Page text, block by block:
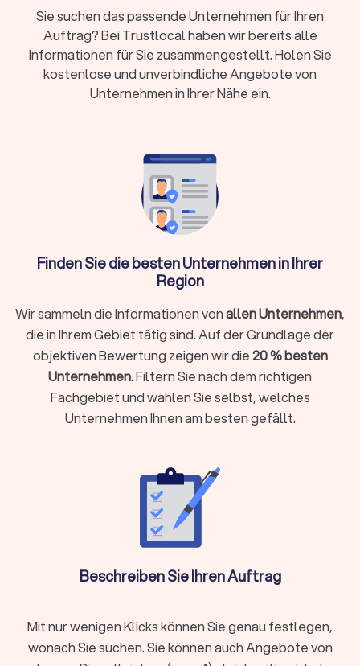
Klimaanlage kaufen: Worauf Sie achten
sollten
Der Kauf einer Klimaanlage erfordert eine gründliche
Überlegung und Fachkenntnisse. Auf Trustlocal können Sie
sich von verschiedenen Anbietern in Chemnitz kostenlos und
Verschiedene Typen von Klimaanlagen:
Splitgeräte, Duo Split und mehr
Die Auswahl der optimalen Klimaanlage für Ihr Zuhause hängt
von verschiedenen Faktoren ab. Hier sind einige gängige
Typen von Klimaanlagen:
Splitgeräte: Ein Splitgerät besteht aus einer Innen- und
einer Außeneinheit, die miteinander verbunden sind. Dies
ermöglicht eine gezielte Kühlung eines einzelnen
Raumes. Ideal, wenn Sie nur bestimmte Bereiche Ihres
Hauses klimatisieren möchten, um Energie zu sparen. Ein
Splitgerät ist perfekt für Schlafzimmer, Wohnzimmer
oder Büros.
Duo Split Klimaanlagen: Duo Split Systeme bieten die
Flexibilität, zwei Räume unabhängig voneinander zu
klimatisieren. Jeder Raum kann individuell gesteuert
Split Klimaanlagen sind perfekt geeignet für
Wohnungen mit mehreren Räumen oder Häuser mit
verschiedenen Temperaturpräferenzen.
Diese Vielfalt ermöglicht es, die Klimaanlage genau an die
Bedürfnisse und Struktur Ihres Zuhauses anzupassen. Wenn
Sie unsicher sind, welcher Typ am besten geeignet ist,
können lokale Klimaanlageninstallateure in Chemnitz Ihnen
Klimaanlagen für Häuser: Individuelle
Sie suchen das passende Unternehmen für Ihren
Auftrag? Bei Trustlocal haben wir bereits alle
Informationen für Sie zusammengestellt. Holen Sie
kostenlose und unverbindliche Angebote von
Unternehmen in Ihrer Nähe ein.
Finden Sie die besten Unternehmen in Ihrer
Region
Wir sammeln die Informationen vonallen Unternehmen,
die in Ihrem Gebiet tätig sind. Auf der Grundlage der
objektiven Bewertung zeigen wir die20 % besten
Unternehmen. Filtern Sie nach dem richtigen
Fachgebiet und wählen Sie selbst, welches
Unternehmen Ihnen am besten gefällt.
Beschreiben Sie Ihren Auftrag
Mit nur wenigen Klicks können Sie genau festlegen,
wonach Sie suchen. Sie können auch Angebote von